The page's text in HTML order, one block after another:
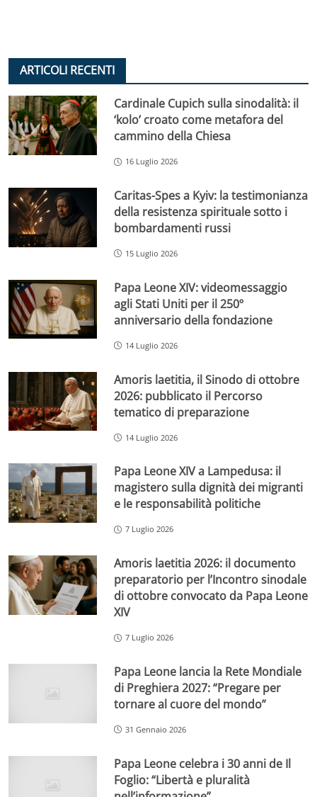
ARTICOLI RECENTI
Cardinale Cupich sulla sinodalità: il
‘kolo’ croato come metafora del
cammino della Chiesa
16 Luglio 2026
Caritas-Spes a Kyiv: la testimonianza
della resistenza spirituale sotto i
bombardamenti russi
15 Luglio 2026
Papa Leone XIV: videomessaggio
agli Stati Uniti per il 250º
anniversario della fondazione
14 Luglio 2026
Amoris laetitia, il Sinodo di ottobre
2026: pubblicato il Percorso
tematico di preparazione
14 Luglio 2026
Papa Leone XIV a Lampedusa: il
magistero sulla dignità dei migranti
e le responsabilità politiche
7 Luglio 2026
Amoris laetitia 2026: il documento
preparatorio per l’Incontro sinodale
di ottobre convocato da Papa Leone
XIV
7 Luglio 2026
Papa Leone lancia la Rete Mondiale
di Preghiera 2027: “Pregare per
tornare al cuore del mondo”
31 Gennaio 2026
Papa Leone celebra i 30 anni de Il
Foglio: “Libertà e pluralità